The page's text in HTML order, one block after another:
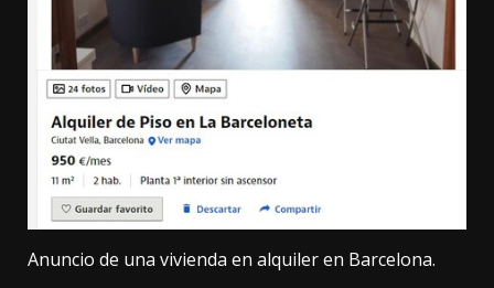
Anuncio de una vivienda en alquiler en Barcelona.